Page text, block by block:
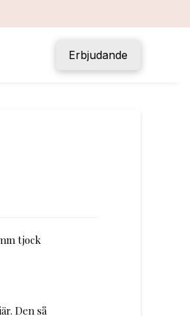
Erbjudande
tjock
Den så